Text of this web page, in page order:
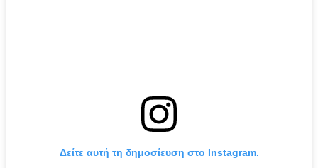
Δείτε αυτή τη δημοσίευση στο Instagram.